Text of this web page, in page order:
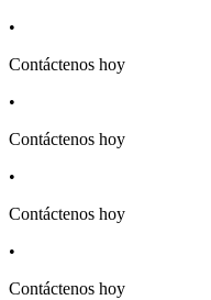
•
Contáctenos hoy
•
Contáctenos hoy
•
Contáctenos hoy
•
Contáctenos hoy